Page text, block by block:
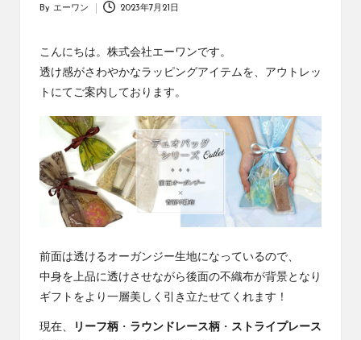
ワ
ン
コ
ラ
ム
株
社
エ
ー
ン
コ
ラ
ム
で
Posted
By エーワン 2023年7月21日
こんにちは。株式会社エーワンです。
透け感がさわやかなラッピングアイテムを、アウトレッ
トにてご案内しております。
前面は透けるオーガンジー生地になっているので、
中身を上品に透けさせながら後面の不織布が背景となり
ギフトをより一層美しく引き立たせてくれます！
現在、 リーフ柄 ・ ラウンドレース柄 ・ ストライプレース